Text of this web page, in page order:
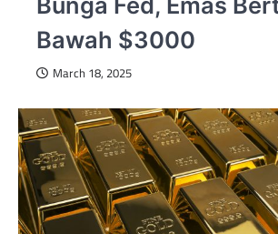
Bawah $3000
March 18, 2025